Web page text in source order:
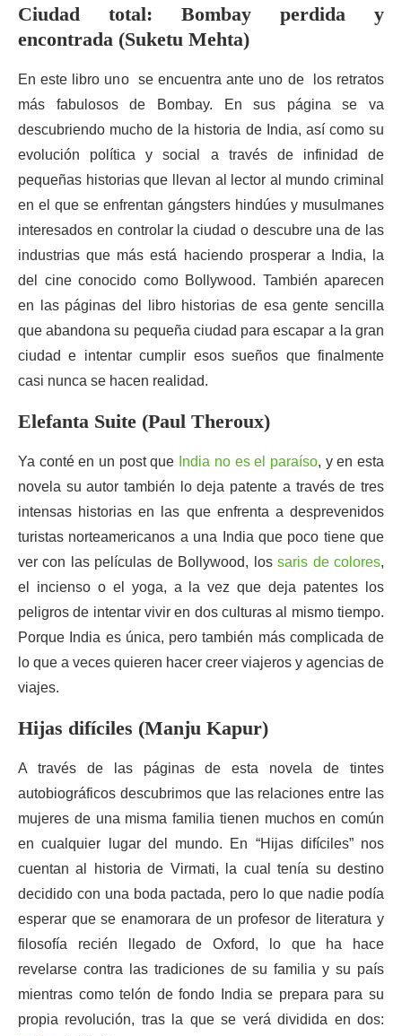
Ciudad total: Bombay perdida y
encontrada (Suketu Mehta)
En este libro uno se encuentra ante uno de los retratos
más fabulosos de Bombay. En sus página se va
descubriendo mucho de la historia de India, así como su
evolución política y social a través de infinidad de
pequeñas historias que llevan al lector al mundo criminal
en el que se enfrentan gángsters hindúes y musulmanes
interesados en controlar la ciudad o descubre una de las
industrias que más está haciendo prosperar a India, la
del cine conocido como Bollywood. También aparecen
en las páginas del libro historias de esa gente sencilla
que abandona su pequeña ciudad para escapar a la gran
ciudad e intentar cumplir esos sueños que finalmente
casi nunca se hacen realidad.
Elefanta Suite (Paul Theroux)
Ya conté en un post que India no es el paraíso, y en esta
novela su autor también lo deja patente a través de tres
intensas historias en las que enfrenta a desprevenidos
turistas norteamericanos a una India que poco tiene que
ver con las películas de Bollywood, lossaris de colores,
el incienso o el yoga, a la vez que deja patentes los
peligros de intentar vivir en dos culturas al mismo tiempo.
Porque India es única, pero también más complicada de
lo que a veces quieren hacer creer viajeros y agencias de
viajes.
Hijas difíciles (Manju Kapur)
A través de las páginas de esta novela de tintes
autobiográficos descubrimos que las relaciones entre las
mujeres de una misma familia tienen muchos en común
en cualquier lugar del mundo. En “Hijas difíciles” nos
cuentan al historia de Virmati, la cual tenía su destino
decidido con una boda pactada, pero lo que nadie podía
esperar que se enamorara de un profesor de literatura y
filosofía recién llegado de Oxford, lo que ha hace
revelarse contra las tradiciones de su familia y su país
mientras como telón de fondo India se prepara para su
propia revolución, tras la que se verá dividida en dos: